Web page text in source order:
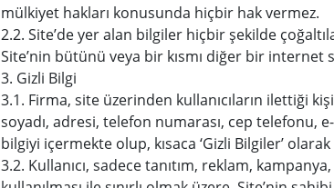
mülkiyet hakları konusunda hiçbir hak vermez.
2.2. Site’de yer alan bilgiler hiçbir şekilde
Site’nin bütünü veya bir kısmı diğer bir internet
3. Gizli Bilgi
3.1. Firma, site üzerinden kullanıcıların ilettiği
soyadı, adresi, telefon numarası, cep telefonu,
bilgiyi içermekte olup, kısaca ‘Gizli Bilgiler’ olarak
3.2. Kullanıcı, sadece tanıtım, reklam,